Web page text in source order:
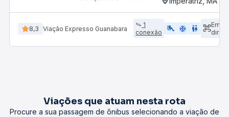
8,3 Viação Expresso Guanabara
1
conexão
airline_seat_legroom_extra ac_unit WC
direto
Viações que atuam nesta rota
Procure a sua passagem de ônibus selecionando a viação de